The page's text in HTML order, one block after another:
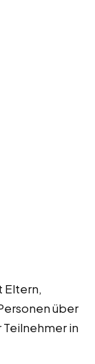
Eltern,
über
in